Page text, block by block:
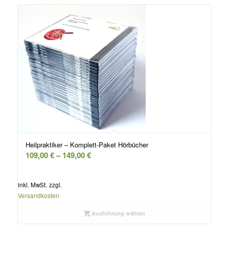
Heilpraktiker – Komplett-Paket Hörbücher
109,00€–149,00€
inkl. MwSt. zzgl.
Versandkosten
Ausführung wählen